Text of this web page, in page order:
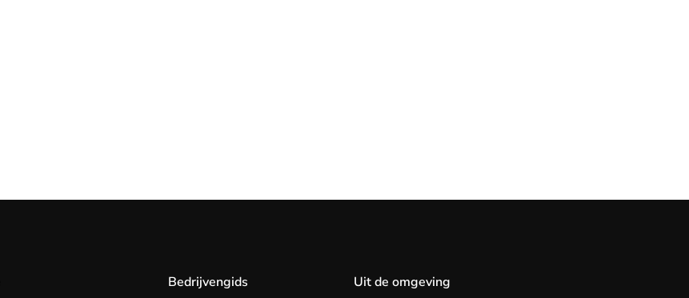
Bedrijvengids Uit de omgeving